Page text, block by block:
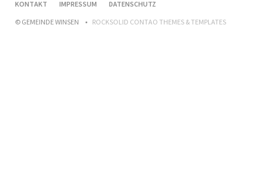
NAVIGATION
KONTAKT IMPRESSUM
DATENSCHUTZ
© GEMEINDE WINSEN
ROCKSOLID CONTAO THEMES & TEMPLATES